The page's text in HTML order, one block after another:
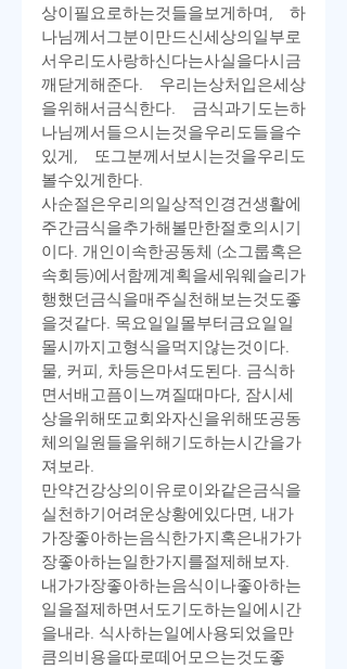
상이필요로하는것들을보게하며, 하
나님께서그분이만드신세상의일부로
서우리도사랑하신다는사실을다시금
깨닫게해준다. 우리는상처입은세상
을위해서금식한다. 금식과기도는하
나님께서들으시는것을우리도들을수
있게, 또그분께서보시는것을우리도
볼수있게한다.
사순절은우리의일상적인경건생활에
주간금식을추가해볼만한절호의시기
이다. 개인이속한공동체 (소그룹혹은
속회등)에서함께계획을세워웨슬리가
행했던금식을매주실천해보는것도좋
을것같다. 목요일일몰부터금요일일
몰시까지고형식을먹지않는것이다.
물, 커피, 차등은마셔도된다. 금식하
면서배고픔이느껴질때마다, 잠시세
상을위해또교회와자신을위해또공동
체의일원들을위해기도하는시간을가
져보라.
만약건강상의이유로이와같은금식을
실천하기어려운상황에있다면, 내가
가장좋아하는음식한가지혹은내가가
장좋아하는일한가지를절제해보자.
내가가장좋아하는음식이나좋아하는
일을절제하면서도기도하는일에시간
을내라. 식사하는일에사용되었을만
큼의비용을따로떼어모으는것도좋